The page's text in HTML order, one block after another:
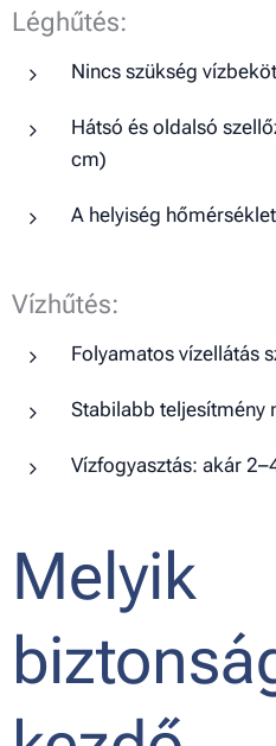
Léghűtés:
Nincs szükség
Hátsó és oldalsó
cm)
A helyiség
Vízhűtés:
Folyamatos vízellátás
Stabilabb teljesítmény
Vízfogyasztás: akár
Melyik